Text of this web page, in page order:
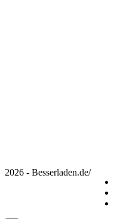
2026 - Besserladen.de/